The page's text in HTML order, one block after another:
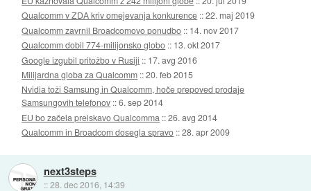
Qualcomm v ZDA kriv omejevanja konkurence ::22. maj 2019
Qualcomm zavrnil Broadcomovo ponudbo :: 14. nov 2017
Qualcomm dobil 774-milijonsko globo :: 13. okt 2017
Google izgubil pritožbo v Rusiji :: 17. avg 2016
Milijardna globa za Qualcomm ::20. feb 2015
Nvidia toži Samsung in Qualcomm, hoče prepoved prodaje
Samsungovih telefonov ::6. sep 2014
EU bo začela preiskavo Qualcomma ::26. avg 2014
Qualcomm in Broadcom dosegla spravo ::28. apr 2009
next3steps
::28. dec 2016, 14:39